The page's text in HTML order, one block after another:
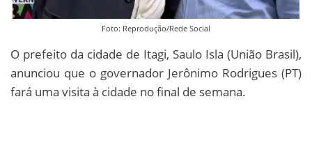
Foto: Reprodução/Rede Social
O prefeito da cidade de Itagi, Saulo Isla (União Brasil),
anunciou que o governador Jerônimo Rodrigues (PT)
fará uma visita à cidade no final de semana.